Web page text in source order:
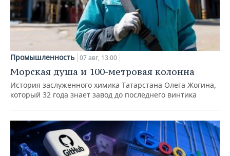
Промышленность 07 авг, 13:00
Морская душа и 100-метровая колонна
История заслуженного химика Татарстана Олега Жогина,
который 32 года знает завод до последнего винтика